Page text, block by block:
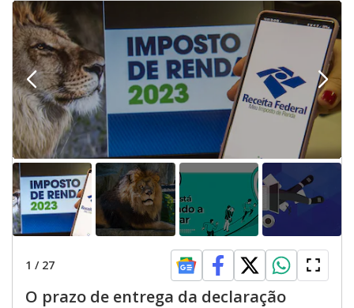
1 / 27
O prazo de entrega da declaração